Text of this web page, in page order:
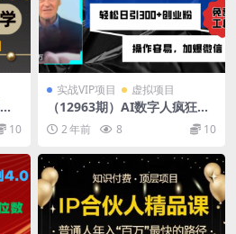
10
实战VIP项目 虚拟项目
（12963期）AI数字人疯狂引
流吸粉，简单高效，日引300
+创业粉 ，操作容易，加爆微
信
2 年前 8 10